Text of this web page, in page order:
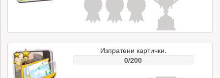
Изпратени картички.
0/200